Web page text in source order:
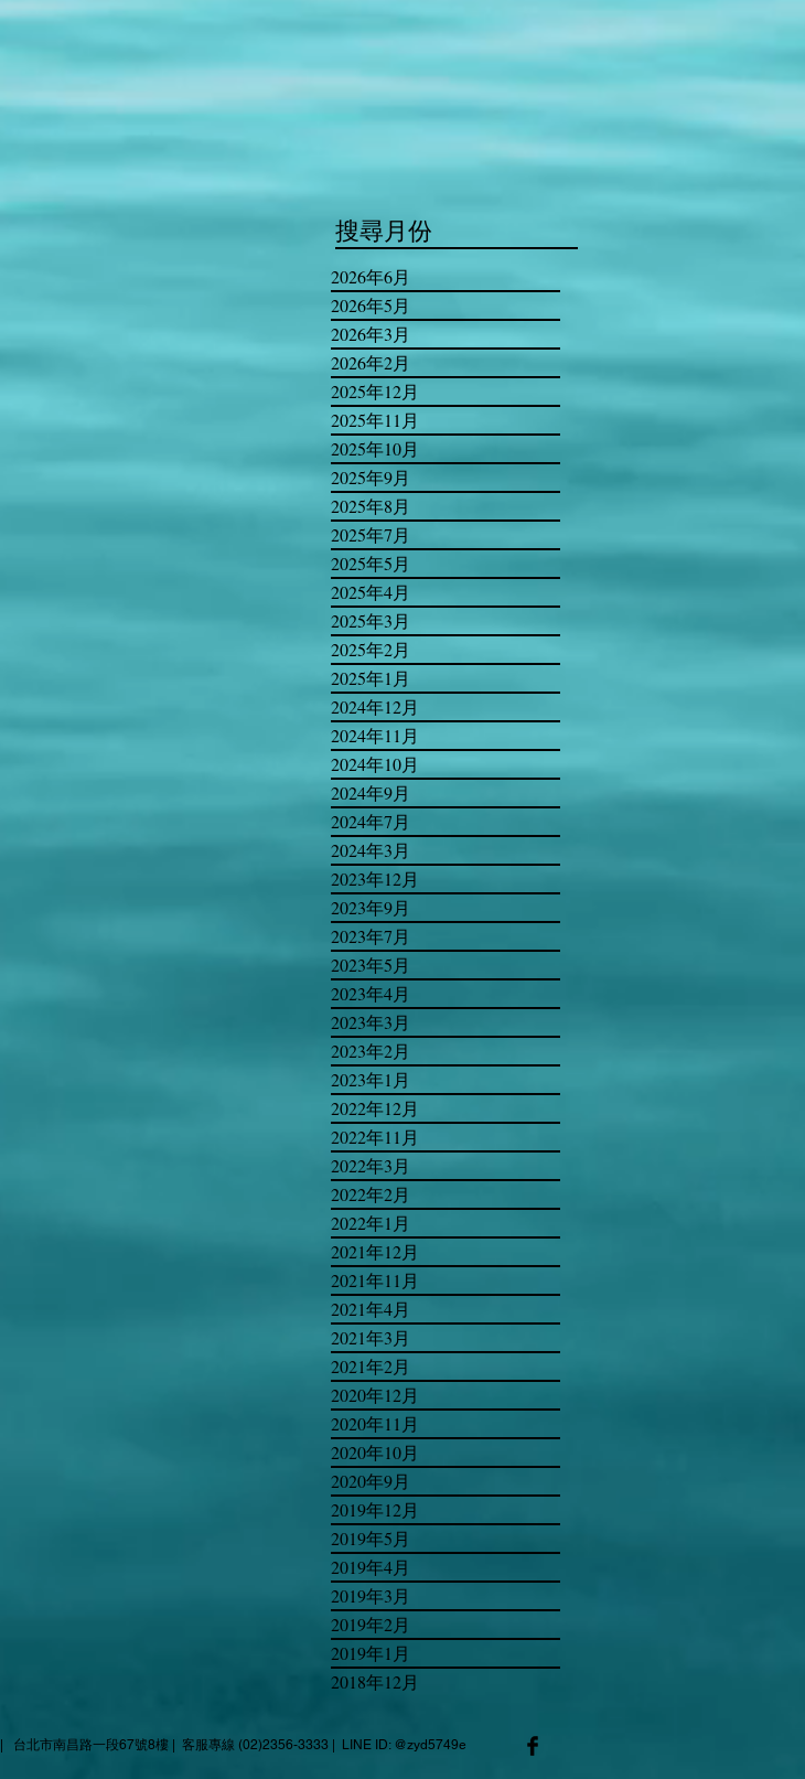
​搜尋月份
2026年6月
2026年5月
2026年3月
2026年2月
2025年12月
2025年11月
2025年10月
2025年9月
2025年8月
2025年7月
2025年5月
2025年4月
2025年3月
2025年2月
2025年1月
2024年12月
2024年11月
2024年10月
2024年9月
2024年7月
2024年3月
2023年12月
2023年9月
2023年7月
2023年5月
2023年4月
2023年3月
2023年2月
2023年1月
2022年12月
2022年11月
2022年3月
2022年2月
2022年1月
2021年12月
2021年11月
2021年4月
2021年3月
2021年2月
2020年12月
2020年11月
2020年10月
2020年9月
2019年12月
2019年5月
2019年4月
2019年3月
2019年2月
2019年1月
2018年12月
| 台北市南昌路一段67號8樓 | 客服專線 (02)2356-3333 | LINE ID: @zyd5749e